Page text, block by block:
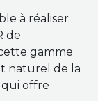
à réaliser
de
gamme
naturel de la
offre